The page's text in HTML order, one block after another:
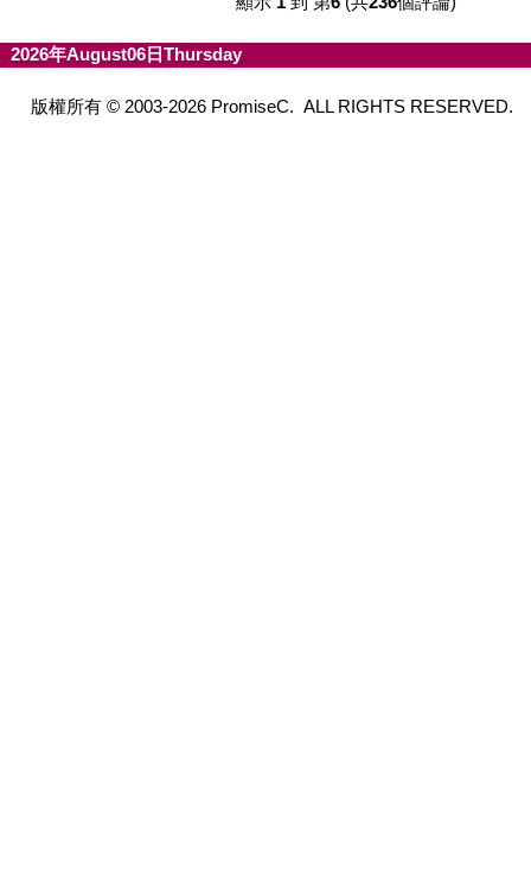
2026年August06日Thursday
版權所有 © 2003-2026 PromiseC. ALL RIGHTS RESERVED.